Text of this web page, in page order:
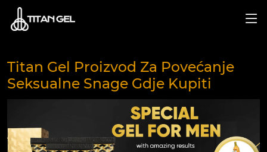
Titan Gel Proizvod Za Povećanje
Seksualne Snage Gdje Kupiti